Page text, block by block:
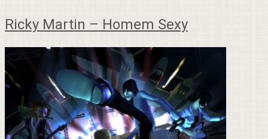
Ricky Martin – Homem Sexy